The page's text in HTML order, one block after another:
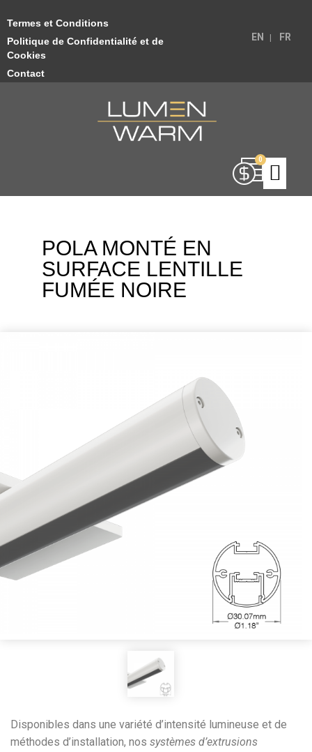
Termes et Conditions
Politique de Confidentialité et de
Cookies
Contact
EN FR
POLA MONTÉ EN
SURFACE LENTILLE
FUMÉE NOIRE
Disponibles dans une variété d’intensité lumineuse et de
méthodes d’installation, nos systèmes d’extrusions